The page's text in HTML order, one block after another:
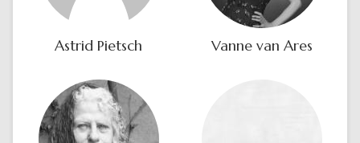
Astrid Pietsch Vanne van Ares